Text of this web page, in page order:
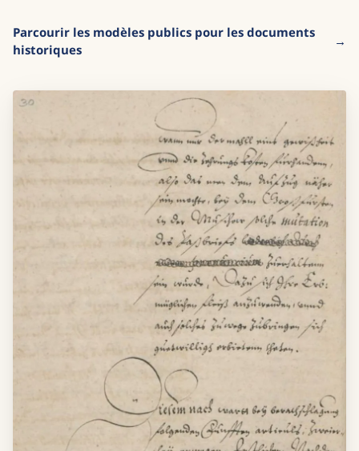
Parcourir les modèles publics pour les documents
historiques